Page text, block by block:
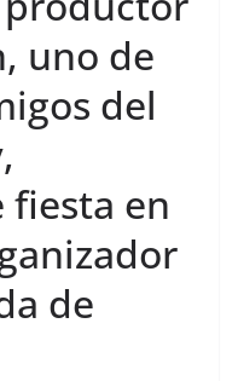
uno de
del
fiesta en
de